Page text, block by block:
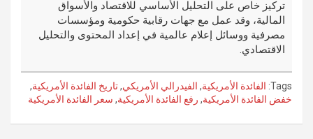
تركيز خاص على التحليل الأساسي للاقتصاد والأسواق
المالية، وقد عمل مع جهات رقابية حكومية ومؤسسات
مصرفية ووسائل إعلام عالمية في إعداد المحتوى والتحليل
الاقتصادي.
Tags: الفائدة الأمريكية, الفيدرالي الأمريكي,تاريخ الفائدة الأمريكية,
خفض الفائدة الأمريكية, رفع الفائدة الأمريكية, سعر الفائدة الأمريكية